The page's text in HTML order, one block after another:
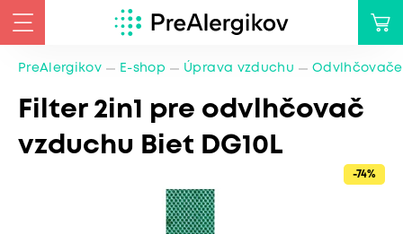
PreAlergikov E-shop Úprava vzduchu
Filter 2in1 pre odvlhčovač
vzduchu Biet DG10L
-74%